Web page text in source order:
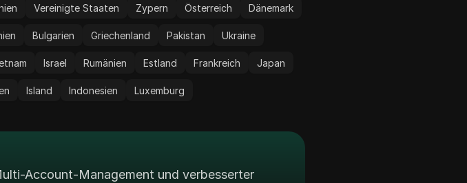
Vereinigte Staaten Zypern Österreich Dänemark
Bulgarien Griechenland Pakistan Ukraine
Israel Rumänien Estland Frankreich Japan
Island Indonesien Luxemburg
Account-Management und verbesserter